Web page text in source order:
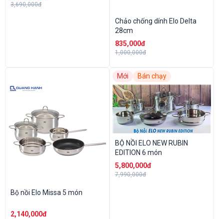
3,690,000đ
Chảo chống dính Elo Delta
28cm
835,000đ
1,000,000đ
Bộ nồi Elo Missa 5 món
2,140,000đ
Mới Bán chạy
BỘ NỒI ELO NEW RUBIN
EDITION 6 món
5,800,000đ
7,990,000đ